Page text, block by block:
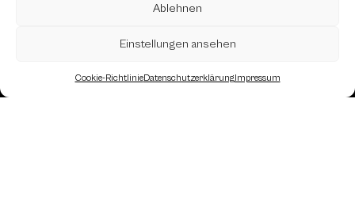
Ablehnen
Einstellungen ansehen
Cookie-RichtlinieDatenschutzerklärungImpressum